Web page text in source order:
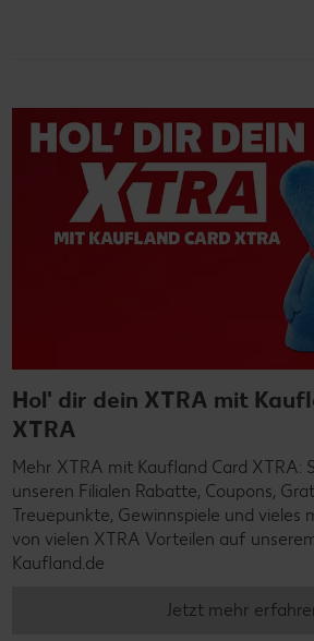
Hol' dir dein XTRA mit
XTRA
Mehr XTRA mit Kaufland Card XTRA:
unseren Filialen Rabatte, Coupons,
Treuepunkte, Gewinnspiele und vieles
von vielen XTRA Vorteilen auf
Kaufland.de
Jetzt mehr